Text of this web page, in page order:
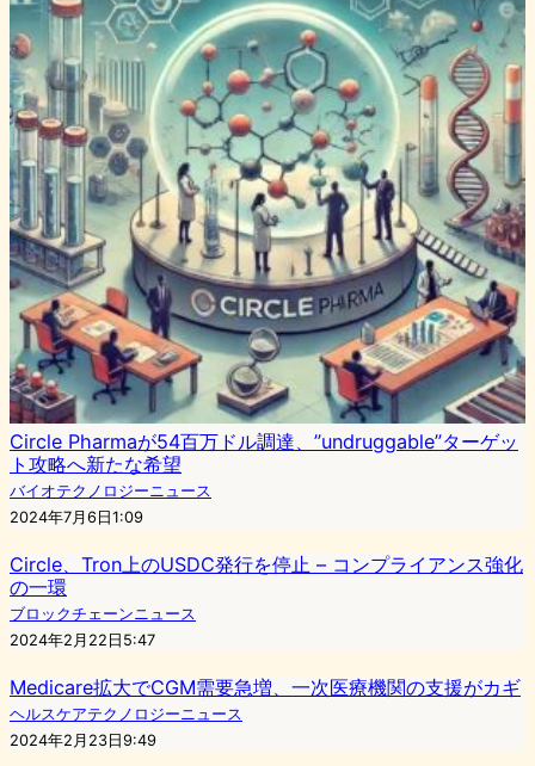
Circle Pharmaが54百万ドル調達、”un­drug­gable”ターゲッ
ト攻略へ新たな希望
バイオテクノロジーニュース
2024年7月6日1:09
Circle、Tron上のUSDC発行を停止 – コンプライアンス強化
の一環
ブロックチェーンニュース
2024年2月22日5:47
Medicare拡大でCGM需要急増、一次医療機関の支援がカギ
ヘルスケアテクノロジーニュース
2024年2月23日9:49